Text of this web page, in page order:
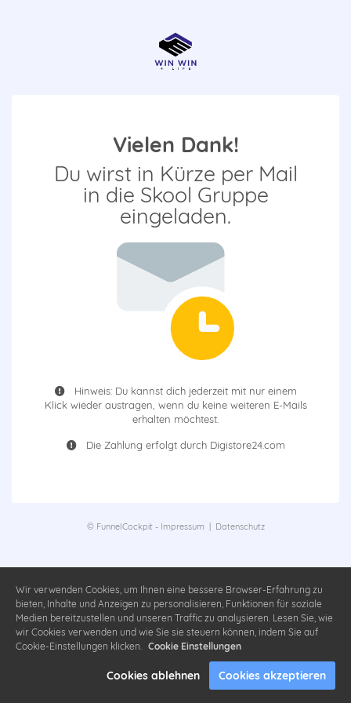
Vielen Dank!
Du wirst in Kürze per Mail
in die Skool Gruppe
eingeladen.
Hinweis: Du kannst dich jederzeit mit nur einem
Klick wieder austragen, wenn du keine weiteren E-Mails
erhalten möchtest.
Die Zahlung erfolgt durch Digistore24.com
© FunnelCockpit - Impressum Datenschutz
Wir verwenden Cookies, um Ihnen eine bessere Browser-Erfahrung zu
bieten, Inhalte und Anzeigen zu personalisieren, Funktionen für soziale
Medien bereitzustellen und unseren Traffic zu analysieren. Lesen Sie, wie
wir Cookies verwenden und wie Sie sie steuern können, indem Sie auf
Cookie-Einstellungen klicken. Cookie Einstellungen
Cookies ablehnen Cookies akzeptieren